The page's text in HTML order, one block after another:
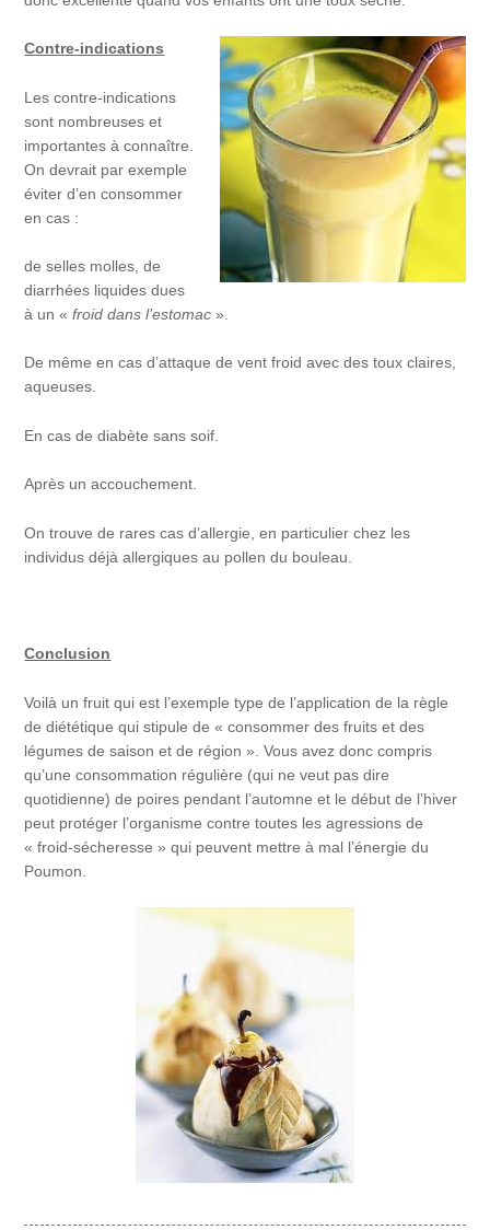
Contre-indications
Les contre-indications
sont nombreuses et
importantes à connaître.
On devrait par exemple
éviter d’en consommer
en cas :
de selles molles, de
diarrhées liquides dues
à un «froid dans l’estomac ».
De même en cas d’attaque de vent froid avec des toux claires,
aqueuses.
En cas de diabète sans soif.
Après un accouchement.
On trouve de rares cas d’allergie, en particulier chez les
individus déjà allergiques au pollen du bouleau.
Conclusion
Voilà un fruit qui est l’exemple type de l’application de la règle
de diététique qui stipule de « consommer des fruits et des
légumes de saison et de région ». Vous avez donc compris
qu’une consommation régulière (qui ne veut pas dire
quotidienne) de poires pendant l’automne et le début de l’hiver
peut protéger l’organisme contre toutes les agressions de
« froid-sécheresse » qui peuvent mettre à mal l’énergie du
Poumon.